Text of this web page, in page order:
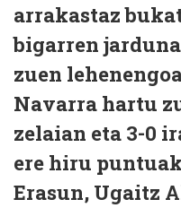
arrakastaz
bigarren
zuen
Navarra hartu
zelaian eta 3-0
ere hiru
Erasun, Ugaitz